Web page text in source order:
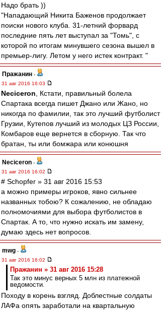
Надо брать ))
"Нападающий Никита Баженов продолжает
поиски нового клуба. 31-летний форвард
последние пять лет выступал за "Томь", с
которой по итогам минувшего сезона вышел в
премьер-лигу. Летом у него истек контракт. "
Пражанин -
31 авг 2016 16:03
Neciceron , Кстати, правильный болела
Спартака всегда пишет Джано или Жано, но
никогда по фамилии, так это лучший футболист
Грузии, Кутепов лучший из молодых ЦЗ России,
Комбаров еще вернется в сборную. Так что
братан, ты или бомжара или конюшня
Neciceron -
31 авг 2016 16:02
# Schopfer » 31 авг 2016 15:53
а можно примеры игроков, явно сильнее
названных тобою? К сожалению, не обладаю
полномочиями для выбора футболистов в
Спартак. А то, что нужно искать им замену,
думаю здесь нет вопросов.
mwg -
31 авг 2016 16:02
Пражанин » 31 авг 2016 15:28
Так это минус верных 5 млн из платежной
ведомости.
Походу в корень взгляд. Доблестные солдаты
ЛАФа опять заработали на квартальную